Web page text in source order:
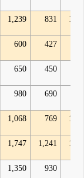
1,239 831
600 427
650 450
980 690
1,068 769
1,747 1,241
1,350 930